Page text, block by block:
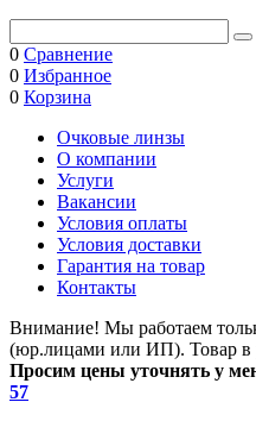
0 Сравнение
0 Избранное
0 Корзина
Очковые линзы
O компании
Услуги
Вакансии
Условия оплаты
Условия доставки
Гарантия на товар
Контакты
Внимание! Мы работаем
(юр.лицами или ИП). Товар в
Просим цены уточнять у
57